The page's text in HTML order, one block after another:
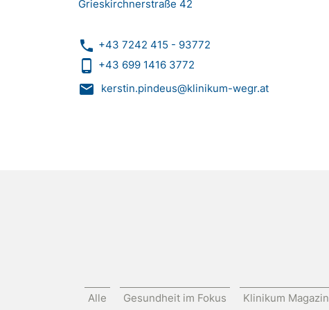
Grieskirchnerstraße 42
phone +43 7242 415 - 93772
phone_android +43 699 1416 3772
mail kerstin.pindeus@klinikum-wegr.at
Alle Gesundheit im Fokus Klinikum Magazin